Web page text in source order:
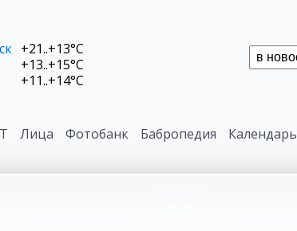
+21..+13°C
+13..+15°C
+11..+14°C
Лица Фотобанк Бабропедия Календарь